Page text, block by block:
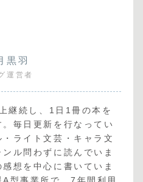
黒羽
運営者
継続し、1日1冊の本を
毎日更新を行なってい
ライト文芸・キャラ文
ル問わずに読んでいま
想を中心に書いていま
型事業所で、7年間利用